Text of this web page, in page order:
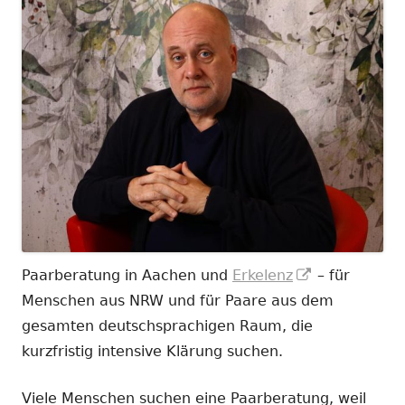
Paarberatung in Aachen und Erkelenz
In
neuem
– für
Menschen aus NRW und für Paare aus dem
gesamten deutschsprachigen Raum, die
kurzfristig intensive Klärung suchen.
Viele Menschen suchen eine Paarberatung, weil